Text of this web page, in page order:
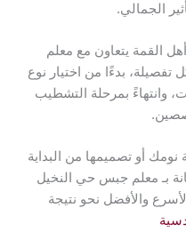
الجمالي.
القمة يتعاون مع معلم
بدءًا من اختيار نوع
وانتهاءً بمرحلة التشطيب
أو تصميمها من البداية
بـ معلم جبس حي النخيل
والأفضل نحو نتيجة